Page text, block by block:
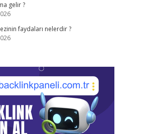
gelir ?
faydaları nelerdir ?